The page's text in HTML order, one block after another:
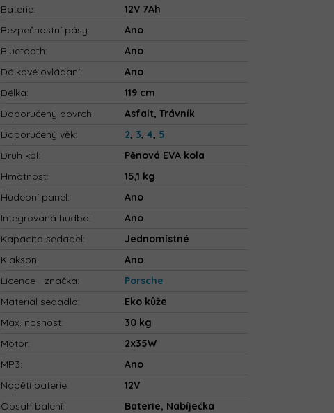
Baterie:
12V 7Ah
Bezpečnostní pásy:
Ano
Bluetooth:
Ano
Dálkové ovládání:
Ano
Délka:
119 cm
Doporučený povrch:
Asfalt, Trávník
Doporučený věk: 2, 3,4, 5
Druh kol:
Pěnová EVA kola
Hmotnost:
15,1 kg
Hudební panel:
Ano
Integrovaná hudba:
Ano
Kapacita sedadel:
Jednomístné
Klakson:
Ano
Licence - značka:
Porsche
Materiál sedadla:
Eko kůže
Max. nosnost:
30 kg
Motor:
2x35W
MP3:
Ano
Napětí baterie:
12V
Obsah balení:
Baterie, Nabíječka